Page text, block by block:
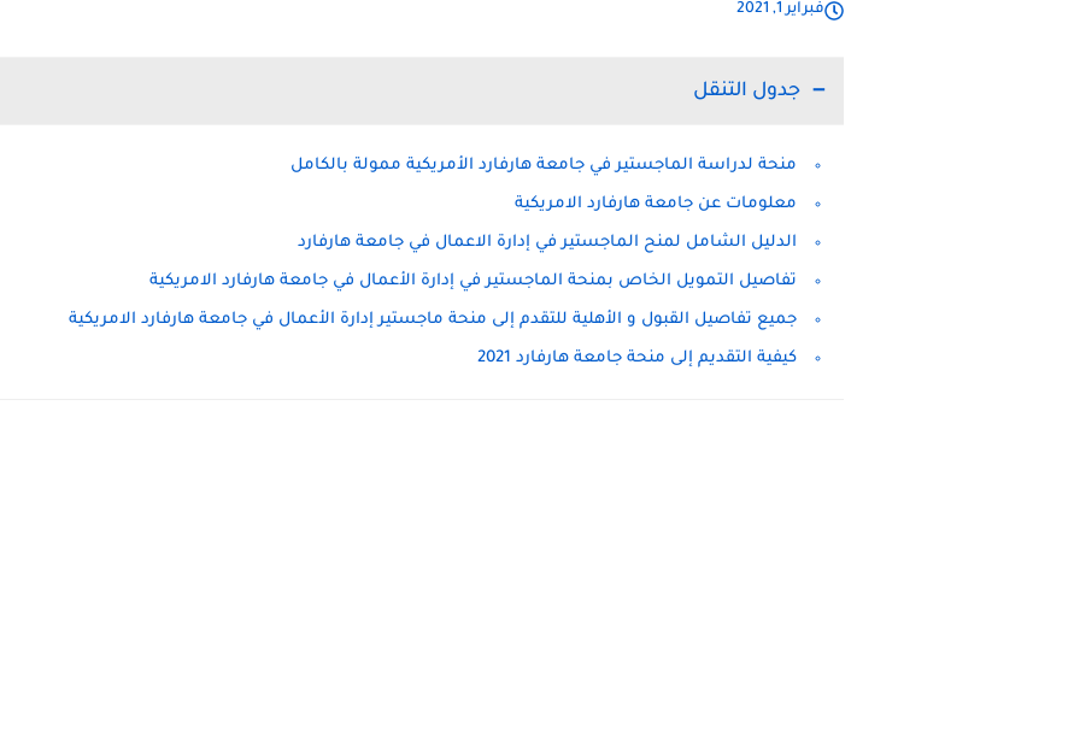
فبراير 1, 2021
جدول التنقل
منحة لدراسة الماجستير في جامعة هارفارد الأمريكية ممولة بالكامل
معلومات عن جامعة هارفارد الامريكية
الدليل الشامل لمنح الماجستير في إدارة الاعمال في جامعة هارفارد
تفاصيل التمويل الخاص بمنحة الماجستير في إدارة الأعمال في جامعة هارفارد الامريكية
جميع تفاصيل القبول و الأهلية للتقدم إلى منحة ماجستير إدارة الأعمال في جامعة هارفارد الامريكية
كيفية التقديم إلى منحة جامعة هارفارد 2021